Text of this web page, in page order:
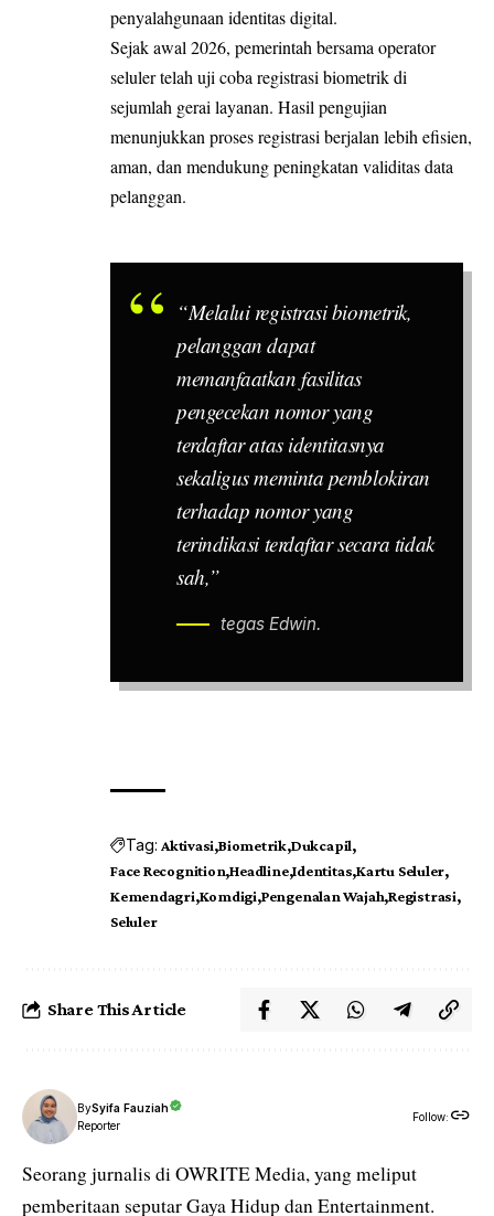
penyalahgunaan identitas digital.
Sejak awal 2026, pemerintah bersama operator
seluler telah uji coba registrasi biometrikdi
sejumlah gerai layanan. Hasil pengujian
menunjukkan proses registrasi berjalan lebih efisien,
aman, dan mendukung peningkatan validitas data
pelanggan.
“Melalui registrasi biometrik,
pelanggan dapat
memanfaatkan fasilitas
pengecekan nomor yang
terdaftar atas identitasnya
sekaligus meminta pemblokiran
terhadap nomor yang
terindikasi terdaftar secara tidak
sah,”
tegas Edwin.
Tag: Aktivasi Biometrik Dukcapil
Face Recognition Headline Identitas Kartu Seluler
Kemendagri Komdigi Pengenalan Wajah Registrasi
Seluler
Share This Article
BySyifa Fauziah
Reporter
Follow:
Seorang jurnalis di OWRITE Media, yang meliput
pemberitaan seputar Gaya Hidup dan Entertainment.